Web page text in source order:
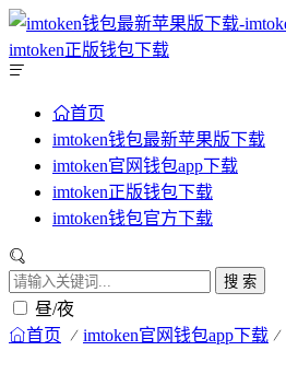
首页
imtoken钱包最新苹果版下载
imtoken官网钱包app下载
imtoken正版钱包下载
imtoken钱包官方下载
搜 索
昼/夜
首页 imtoken官网钱包app下载